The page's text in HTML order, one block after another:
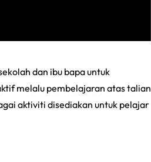
dan ibu bapa untuk
melalu pembelajaran atas talian
aktiviti disediakan untuk pelajar